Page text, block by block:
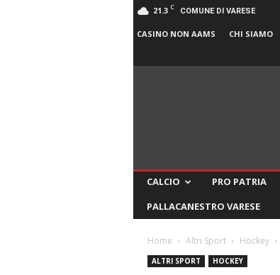
21.3 C COMUNE DI VARESE
CASINO NON AAMS CHI SIAMO
CALCIO PRO PATRIA
PALLACANESTRO VARESE
Home Altri Sport Hockey
ALTRI SPORT HOCKEY